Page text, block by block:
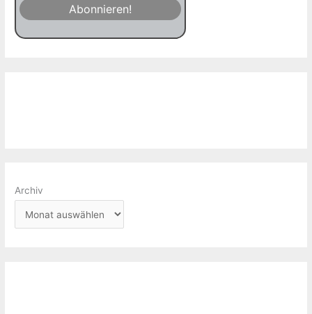
Archiv